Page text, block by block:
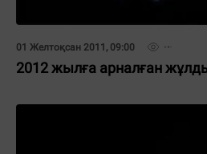
01 Желтоқсан 2011, 09:00
2012 жылға арналған